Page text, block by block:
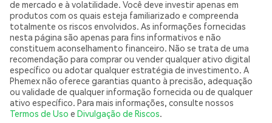
de mercado e à volatilidade. Você deve investir apenas em
produtos com os quais esteja familiarizado e compreenda
totalmente os riscos envolvidos. As informações fornecidas
nesta página são apenas para fins informativos e não
constituem aconselhamento financeiro. Não se trata de uma
recomendação para comprar ou vender qualquer ativo digital
específico ou adotar qualquer estratégia de investimento. A
Phemex não oferece garantias quanto à precisão, adequação
ou validade de qualquer informação fornecida ou de qualquer
ativo específico. Para mais informações, consulte nossos
Termos de Uso e Divulgação de Riscos.